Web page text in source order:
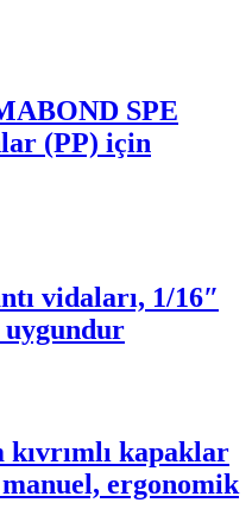
SPE
(PP) için
vidaları, 1/16″
kapaklar
ergonomik